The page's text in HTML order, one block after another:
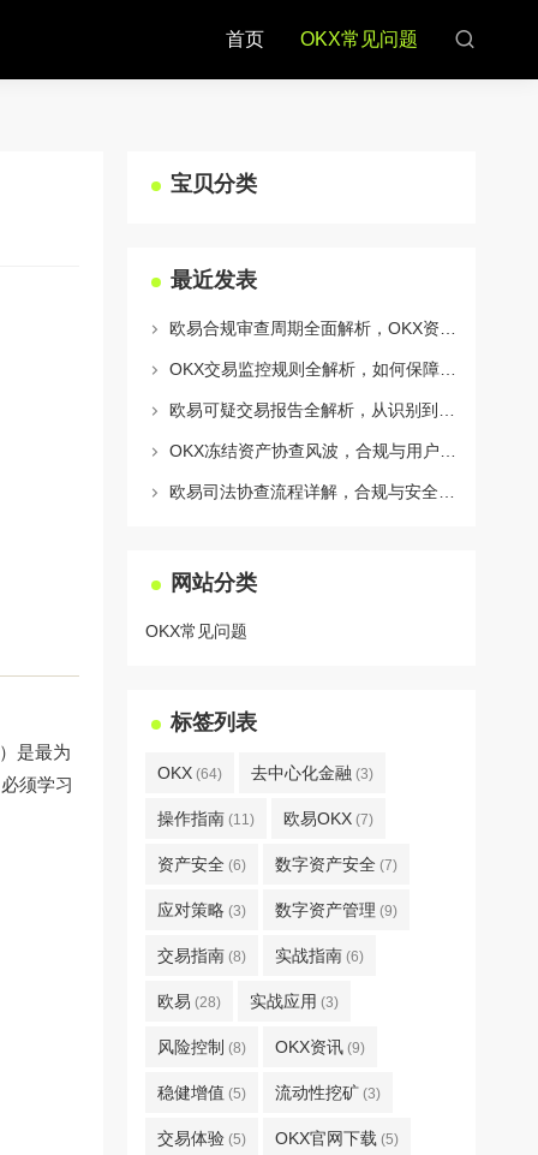
首页 OKX常见问题
是最为
须学习
宝贝分类
最近发表
网站分类
OKX常见问题
标签列表
OKX (64) 去中心化金融 (3)
操作指南 (11) 欧易OKX (7)
资产安全 (6) 数字资产安全 (7)
应对策略 (3) 数字资产管理 (9)
交易指南 (8) 实战指南 (6)
欧易 (28) 实战应用 (3)
风险控制 (8) OKX资讯 (9)
稳健增值 (5) 流动性挖矿 (3)
交易体验 (5) OKX官网下载 (5)